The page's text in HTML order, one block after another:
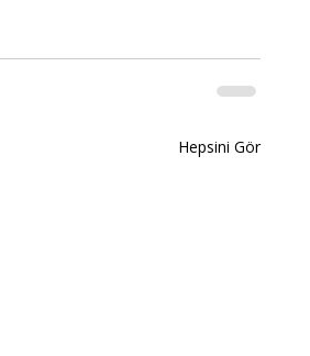
Hepsini Gör